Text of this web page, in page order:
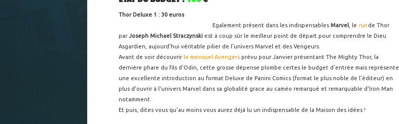
Thor Deluxe 1 : 30 euros
Egalement présent dans les indispensables Marvel , le runde Thor
parJoseph Michael Straczynski est à coup sûr le meilleur point de départ pour comprendre le Dieu
Asgardien, aujourd'hui véritable pilier de l'univers Marvel et des Vengeurs.
Avant de voir découvrir le mensuel Avengers prévu pour Janvier présentant The Mighty Thor, la
dernière phare du fils d'Odin, cette grosse dépense plombe certes le budget d'entrée mais représente
une excellente introduction au format Deluxe de Panini Comics (format le plus noble de l'éditeur) en
plus d'ouvrir à l'univers Marvel dans sa globalité grace au caméo remarqué et remarquable d'Iron Man
notamment.
Et puis, dites vous qu'au moins vous aurez déjà lu un indispensable de la Maison des idées !